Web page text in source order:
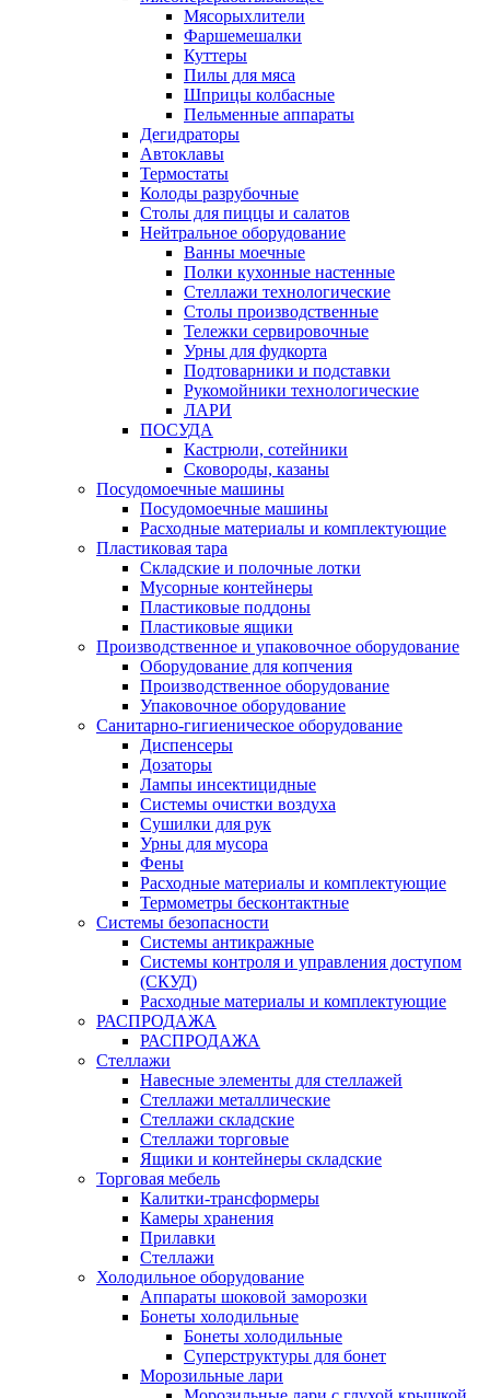
Мясорыхлители
Фаршемешалки
Куттеры
Пилы для мяса
Шприцы колбасные
Пельменные аппараты
Дегидраторы
Автоклавы
Термостаты
Колоды разрубочные
Столы для пиццы и салатов
Нейтральное оборудование
Ванны моечные
Полки кухонные настенные
Стеллажи технологические
Столы производственные
Тележки сервировочные
Урны для фудкорта
Подтоварники и подставки
Рукомойники технологические
ЛАРИ
ПОСУДА
Кастрюли, сотейники
Сковороды, казаны
Посудомоечные машины
Посудомоечные машины
Расходные материалы и комплектующие
Пластиковая тара
Складские и полочные лотки
Мусорные контейнеры
Пластиковые поддоны
Пластиковые ящики
Производственное и упаковочное оборудование
Оборудование для копчения
Производственное оборудование
Упаковочное оборудование
Санитарно-гигиеническое оборудование
Диспенсеры
Дозаторы
Лампы инсектицидные
Системы очистки воздуха
Сушилки для рук
Урны для мусора
Фены
Расходные материалы и комплектующие
Термометры бесконтактные
Системы безопасности
Системы антикражные
Системы контроля и управления доступом
(СКУД)
Расходные материалы и комплектующие
РАСПРОДАЖА
РАСПРОДАЖА
Стеллажи
Навесные элементы для стеллажей
Стеллажи металлические
Стеллажи складские
Стеллажи торговые
Ящики и контейнеры складские
Торговая мебель
Калитки-трансформеры
Камеры хранения
Прилавки
Стеллажи
Холодильное оборудование
Аппараты шоковой заморозки
Бонеты холодильные
Бонеты холодильные
Суперструктуры для бонет
Морозильные лари